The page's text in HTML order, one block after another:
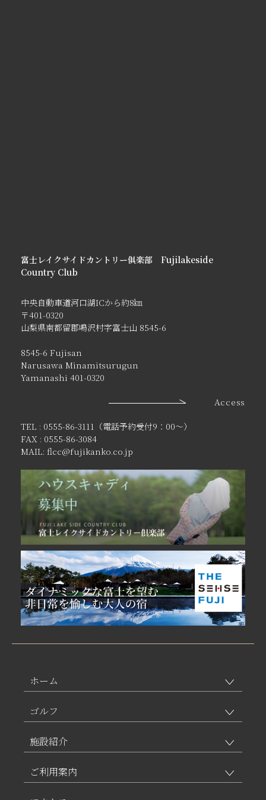
富士レイクサイドカントリー俱楽部 Fujilakeside
Country Club
中央自動車道河口湖ICから約8㎞
〒401-0320
山梨県南都留郡鳴沢村字富士山 8545-6
8545-6 Fujisan
Narusawa Minamitsurugun
Yamanashi 401-0320
Access
TEL : 0555-86-3111（電話予約受付9：00〜）
FAX : 0555-86-3084
MAIL: flcc@fujikanko.co.jp
ホーム
ゴルフ
施設紹介
ご利用案内